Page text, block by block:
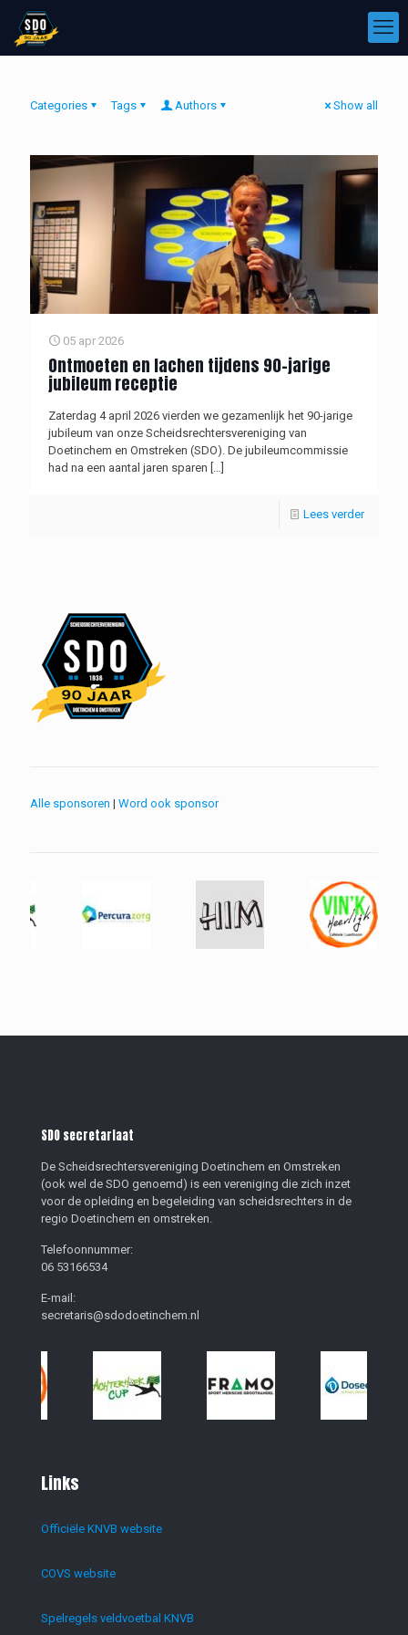
Categories Tags Authors Show all
05 apr 2026
Ontmoeten en lachen tijdens 90-jarige
jubileum receptie
Zaterdag 4 april 2026 vierden we gezamenlijk het 90-jarige
jubileum van onze Scheidsrechtersvereniging van
Doetinchem en Omstreken (SDO). De jubileumcommissie
had na een aantal jaren sparen […]
Lees verder
Alle sponsoren | Word ook sponsor
SDO secretariaat
De Scheidsrechtersvereniging Doetinchem en Omstreken
(ook wel de SDO genoemd) is een vereniging die zich inzet
voor de opleiding en begeleiding van scheidsrechters in de
regio Doetinchem en omstreken.
Telefoonnummer:
06 53166534
E-mail:
secretaris@sdodoetinchem.nl
Links
Officiële KNVB website
COVS website
Spelregels veldvoetbal KNVB